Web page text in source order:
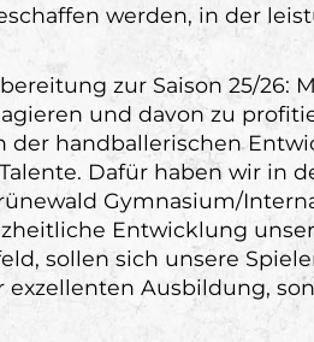
werden, in der
zur Saison 25/
und davon zu
der handballerischen
Dafür haben wir in
Gymnasium/
Entwicklung
sollen sich unsere
Ausbildung,